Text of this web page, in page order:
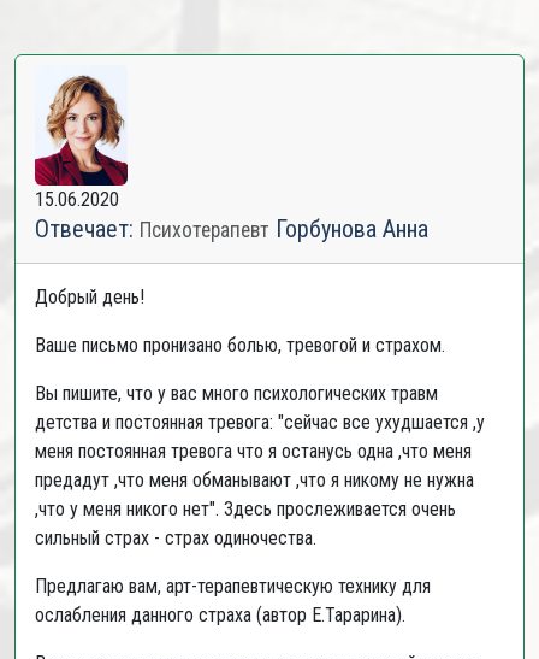
15.06.2020
Отвечает: Психотерапевт Горбунова Анна
Добрый день!
Ваше письмо пронизано болью, тревогой и страхом.
Вы пишите, что у вас много психологических травм
детства и постоянная тревога: "сейчас все ухудшается ,у
меня постоянная тревога что я останусь одна ,что меня
предадут ,что меня обманывают ,что я никому не нужна
,что у меня никого нет". Здесь прослеживается очень
сильный страх - страх одиночества.
Предлагаю вам, арт-терапевтическую технику для
ослабления данного страха (автор Е.Тарарина).